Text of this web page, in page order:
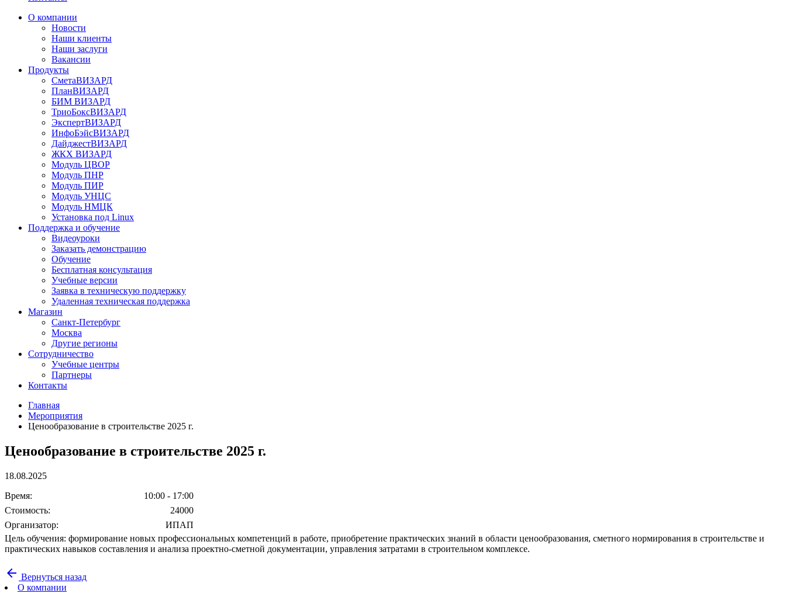
О компании
Новости
Наши клиенты
Наши заслуги
Вакансии
Продукты
СметаВИЗАРД
ПланВИЗАРД
БИМ ВИЗАРД
ТриоБоксВИЗАРД
ЭкспертВИЗАРД
ИнфоБэйсВИЗАРД
ДайджестВИЗАРД
ЖКХ ВИЗАРД
Модуль ЦВОР
Модуль ПНР
Модуль ПИР
Модуль УНЦС
Модуль НМЦК
Установка под Linux
Поддержка и обучение
Видеоуроки
Заказать демонстрацию
Обучение
Бесплатная консультация
Учебные версии
Заявка в техническую поддержку
Удаленная техническая поддержка
Магазин
Санкт-Петербург
Москва
Другие регионы
Сотрудничество
Учебные центры
Партнеры
Контакты
Главная
Мероприятия
Ценообразование в строительстве 2025 г.
Ценообразование в строительстве 2025 г.
18.08.2025
Время:
10:00 - 17:00
Стоимость:
24000
Организатор:
ИПАП
Цель обучения: формирование новых профессиональных компетенций в работе, приобретение практических знаний в области ценообразования, сметного нормирования в строительстве и
практических навыков составления и анализа проектно-сметной документации, управления затратами в строительном комплексе.
arrow_back Вернуться назад
О компании